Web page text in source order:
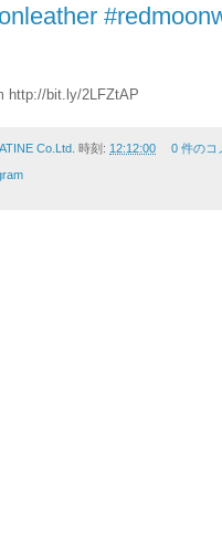
http://bit.ly/2LFZtAP
Co.Ltd. 時刻: 12:12:00 0 件のコ